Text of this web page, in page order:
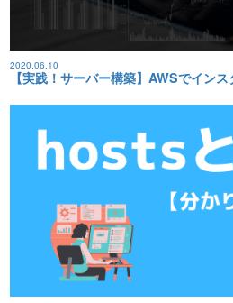
2020.06.10
【実践！サーバー構築】AWSでイン